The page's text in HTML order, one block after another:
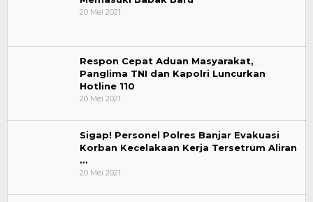
20 Mei 2021
Respon Cepat Aduan Masyarakat,
Panglima TNI dan Kapolri Luncurkan
Hotline 110
20 Mei 2021
Sigap! Personel Polres Banjar Evakuasi
Korban Kecelakaan Kerja Tersetrum Aliran
…
20 Mei 2021